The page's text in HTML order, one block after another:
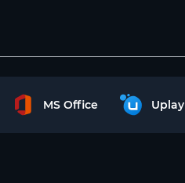
MS Office Uplay